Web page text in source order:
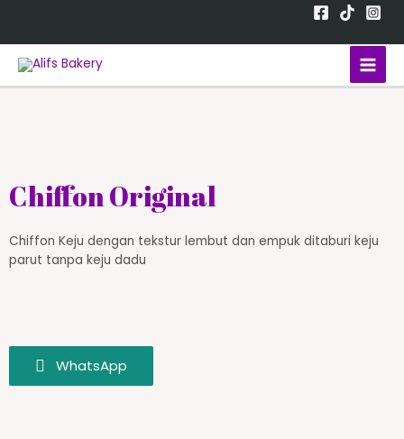
Chiffon Original
Chiffon Keju dengan tekstur lembut dan empuk ditaburi keju
parut tanpa keju dadu
WhatsApp